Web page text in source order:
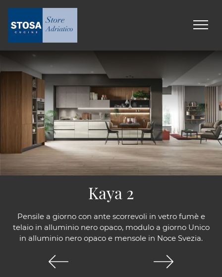
Pensile a giorno con ante scorrevoli in vetro fumè e
telaio in alluminio nero opaco, modulo a giorno Unico
in alluminio nero opaco e mensole in Noce Svezia.
Kaya 2